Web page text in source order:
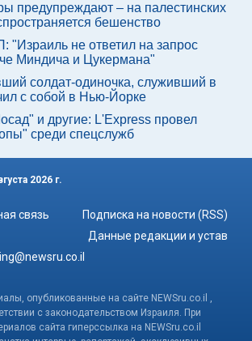
предупреждают – на палестинских
бешенство
"Израиль не ответил на запрос
Миндича и Цукермана"
солдат-одиночка, служивший в
с собой в Нью-Йорке
и другие: L'Express провел
среди спецслужб
2026 г.
связь
Подписка на новости (RSS)
Данные редакции и устав
опубликованные на сайте NEWSru.co.il ,
с законодательством Израиля. При
сайта гиперссылка на NEWSru.co.il